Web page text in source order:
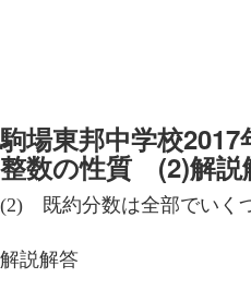
駒場東邦中学校
整数の性質 (2)解説
(2) 既約分数は全部でいく
解説解答